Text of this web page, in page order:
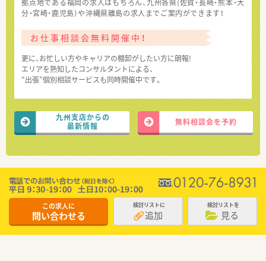
拠点地である福岡の求人はもちろん、九州各県(佐賀・長崎・熊本・大
分・宮崎・鹿児島）や沖縄県離島の求人までご案内ができます！
お仕事相談会無料開催中！
更に、お忙しい方やキャリアの棚卸がしたい方に朗報!
エリアを熟知したコンサルタントによる、
“出張”個別相談サービスも同時開催中です。
九州支店からの
最新情報
無料相談会を予約
この求人に
問い合わせる
検討リストに
追加
検討リストを
見る